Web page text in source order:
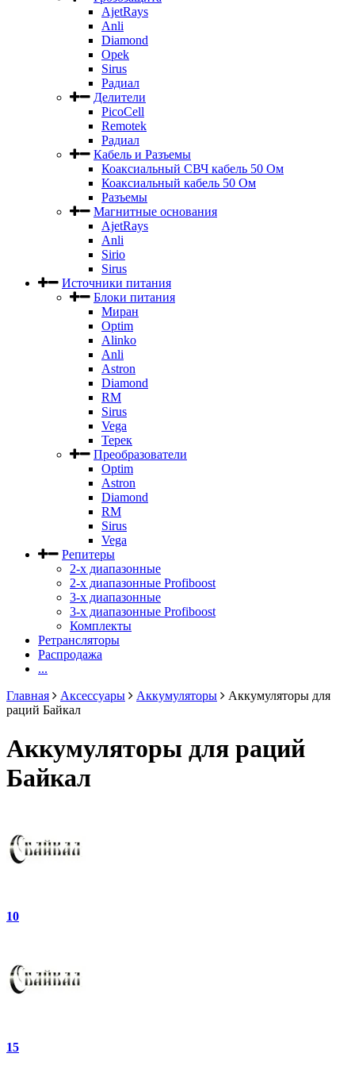
AjetRays
Anli
Diamond
Opek
Sirus
Радиал
Делители
PicoCell
Remotek
Радиал
Кабель и Разъемы
Коаксиальный СВЧ кабель 50 Ом
Коаксиальный кабель 50 Ом
Разъемы
Магнитные основания
AjetRays
Anli
Sirio
Sirus
Источники питания
Блоки питания
Миран
Optim
Alinko
Anli
Astron
Diamond
RM
Sirus
Vega
Терек
Преобразователи
Optim
Astron
Diamond
RM
Sirus
Vega
Репитеры
2-х диапазонные
2-х диапазонные Profiboost
3-х диапазонные
3-х диапазонные Profiboost
Комплекты
Ретрансляторы
Распродажа
...
Главная
Аксессуары Аккумуляторы
Аккумуляторы для
раций Байкал
Аккумуляторы для раций
Байкал
10
15